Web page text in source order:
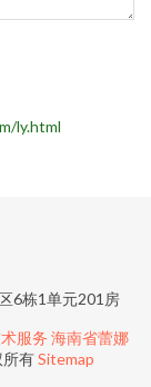
ly.html
6栋1单元201房
服务 海南省蕾娜
所有Sitemap